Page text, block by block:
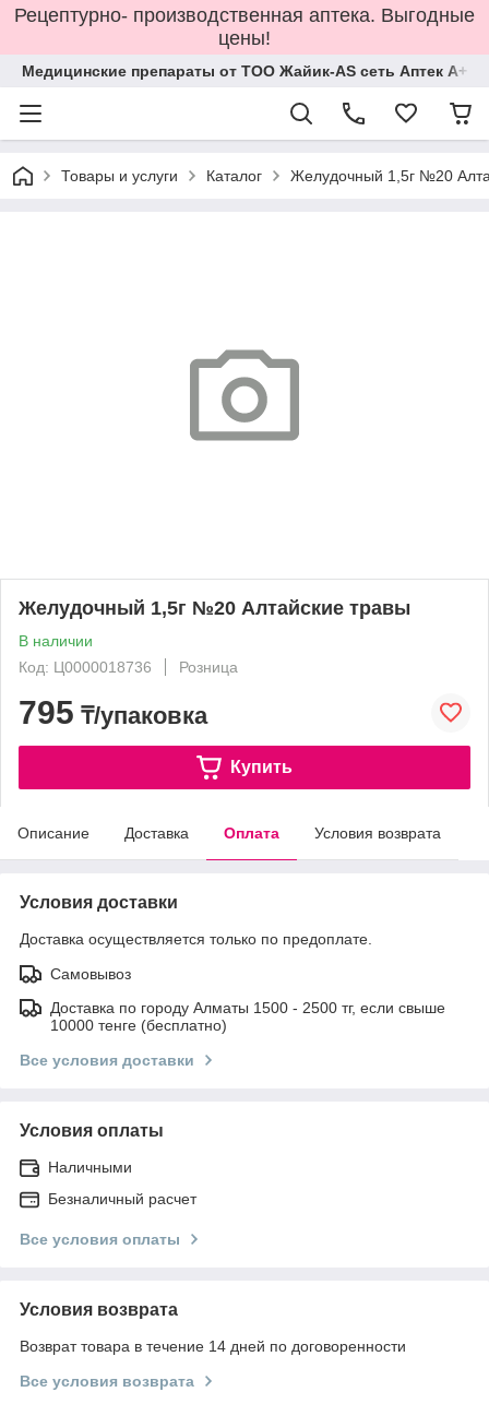
Рецептурно- производственная аптека. Выгодные
цены!
Медицинские препараты от ТОО Жайик-AS сеть Аптек А+
Товары и услуги Каталог Желудочный 1,5г №20
Желудочный 1,5г №20 Алтайские травы
В наличии
Код: Ц0000018736
Розница
795 ₸/упаковка
Купить
Описание Доставка Оплата Условия возврата
Условия доставки
Доставка осуществляется только по предоплате.
Самовывоз
Доставка по городу Алматы 1500 - 2500 тг, если свыше
10000 тенге (бесплатно)
Все условия доставки
Условия оплаты
Наличными
Безналичный расчет
Все условия оплаты
Условия возврата
Возврат товара в течение 14 дней по договоренности
Все условия возврата